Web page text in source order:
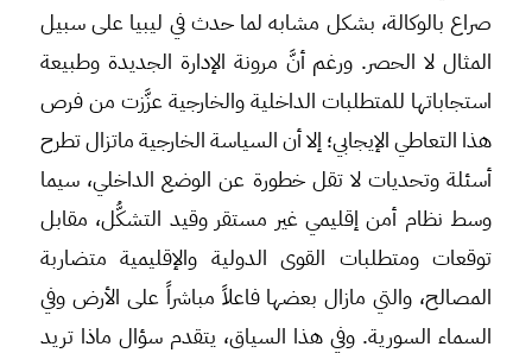
صراع بالوكالة، بشكل مشابه لما حدث في ليبيا على سبيل
المثال لا الحصر. ورغم أنَّ مرونة الإدارة الجديدة وطبيعة
استجاباتها للمتطلبات الداخلية والخارجية عزَّزت من فرص
هذا التعاطي الإيجابي؛ إلا أن السياسة الخارجية ماتزال تطرح
أسئلة وتحديات لا تقل خطورة عن الوضع الداخلي، سيما
وسط نظام أمن إقليمي غير مستقر وقيد التشكُّل، مقابل
توقعات ومتطلبات القوى الدولية والإقليمية متضاربة
المصالح، والتي مازال بعضها فاعلاً مباشراً على الأرض وفي
السماء السورية. وفي هذا السياق، يتقدم سؤال ماذا تريد